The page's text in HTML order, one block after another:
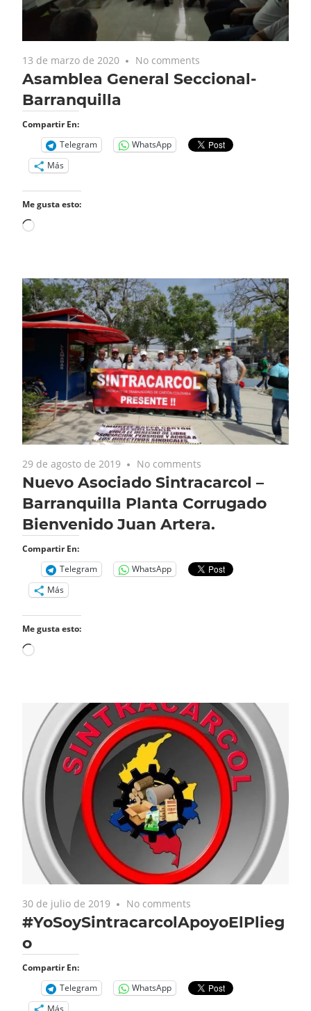
13 de marzo de 2020 No comments
Asamblea General Seccional-
Barranquilla
Compartir En:
Telegram
WhatsApp
Más
Me gusta esto:
Cargando...
29 de agosto de 2019 No comments
Nuevo Asociado Sintracarcol –
Barranquilla Planta Corrugado
Bienvenido Juan Artera.
Compartir En:
Telegram
WhatsApp
Más
Me gusta esto:
Cargando...
30 de julio de 2019 No comments
#YoSoySintracarcolApoyoElPlieg
o
Compartir En:
Telegram
WhatsApp